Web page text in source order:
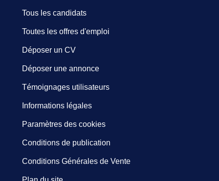
Tous les candidats
Toutes les offres d'emploi
Déposer un CV
Déposer une annonce
Témoignages utilisateurs
Informations légales
Paramètres des cookies
Conditions de publication
Conditions Générales de Vente